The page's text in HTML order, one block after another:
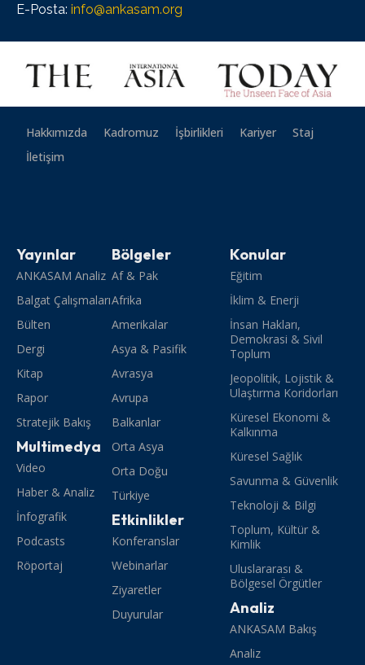
E-Posta: info@ankasam.org
Hakkımızda Kadromuz İşbirlikleri Kariyer
Staj
İletişim
Yayınlar
ANKASAM Analiz
Balgat Çalışmaları
Bülten
Dergi
Kitap
Rapor
Stratejik Bakış
Multimedya
Video
Haber & Analiz
İnfografik
Podcasts
Röportaj
Bölgeler
Af & Pak
Afrika
Amerikalar
Asya & Pasifik
Avrasya
Avrupa
Balkanlar
Orta Asya
Orta Doğu
Türkiye
Etkinlikler
Konferanslar
Webinarlar
Ziyaretler
Duyurular
Konular
Eğitim
İklim & Enerji
İnsan Hakları,
Demokrasi & Sivil
Toplum
Jeopolitik, Lojistik &
Ulaştırma Koridorları
Küresel Ekonomi &
Kalkınma
Küresel Sağlık
Savunma & Güvenlik
Teknoloji & Bilgi
Toplum, Kültür &
Kimlik
Uluslararası &
Bölgesel Örgütler
Analiz
ANKASAM Bakış
Analiz